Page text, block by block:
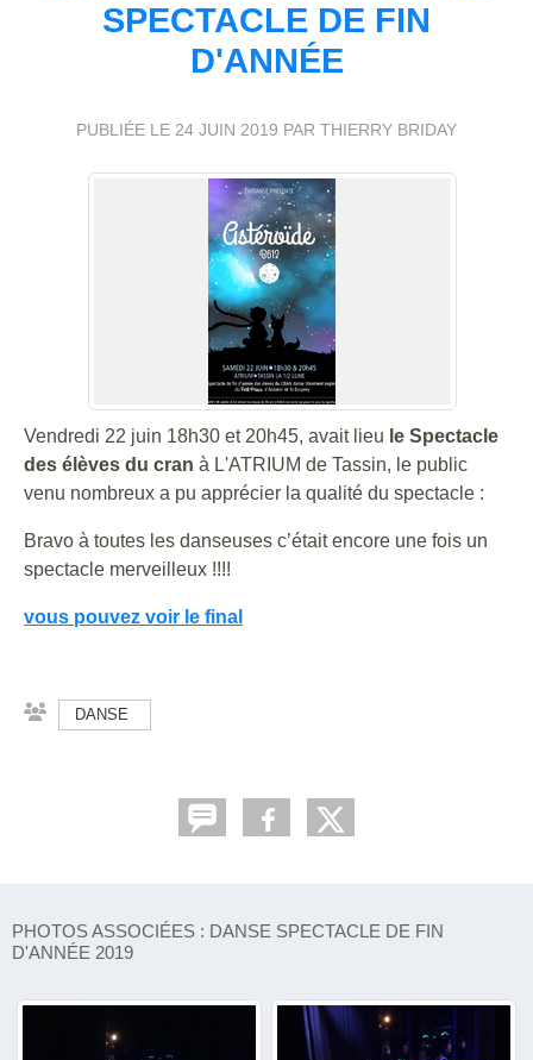
SPECTACLE DE FIN
D'ANNÉE
PUBLIÉE LE 24 JUIN 2019 PAR THIERRY BRIDAY
Vendredi 22 juin 18h30 et 20h45, avait lieu le Spectacle
des élèves du cran à L'ATRIUM de Tassin, le public
venu nombreux a pu apprécier la qualité du spectacle :
Bravo à toutes les danseuses c’était encore une fois un
spectacle merveilleux !!!!
vous pouvez voir le final
DANSE
PHOTOS ASSOCIÉES : DANSE SPECTACLE DE FIN
D'ANNÉE 2019